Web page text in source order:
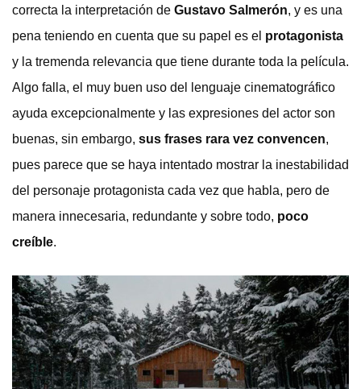
correcta la interpretación de Gustavo Salmerón, y es una
pena teniendo en cuenta que su papel es el protagonista
y la tremenda relevancia que tiene durante toda la película.
Algo falla, el muy buen uso del lenguaje cinematográfico
ayuda excepcionalmente y las expresiones del actor son
buenas, sin embargo, sus frases rara vez convencen,
pues parece que se haya intentado mostrar la inestabilidad
del personaje protagonista cada vez que habla, pero de
manera innecesaria, redundante y sobre todo, poco
creíble.